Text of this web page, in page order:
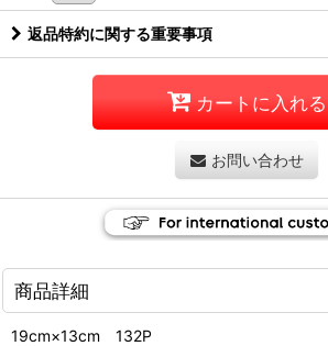
返品特約に関する重要事項
カートに入れる
お問い合わせ
商品詳細
19cm×13cm 132P